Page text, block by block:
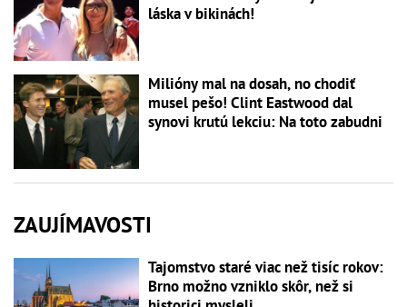
láska v bikinách!
Milióny mal na dosah, no chodiť
musel pešo! Clint Eastwood dal
synovi krutú lekciu: Na toto zabudni
ZAUJÍMAVOSTI
Tajomstvo staré viac než tisíc rokov:
Brno možno vzniklo skôr, než si